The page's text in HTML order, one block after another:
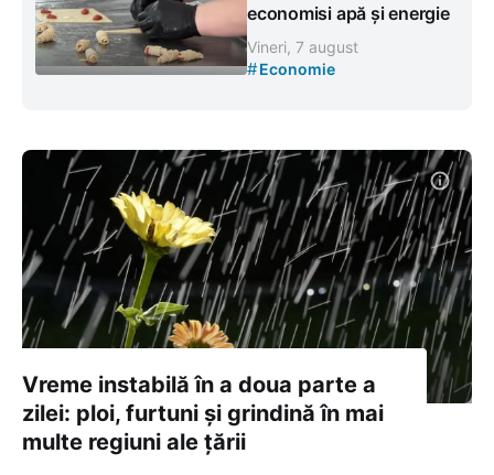
economisi apă și energie
Vineri, 7 august
#Economie
Vreme instabilă în a doua parte a
zilei: ploi, furtuni și grindină în mai
multe regiuni ale țării